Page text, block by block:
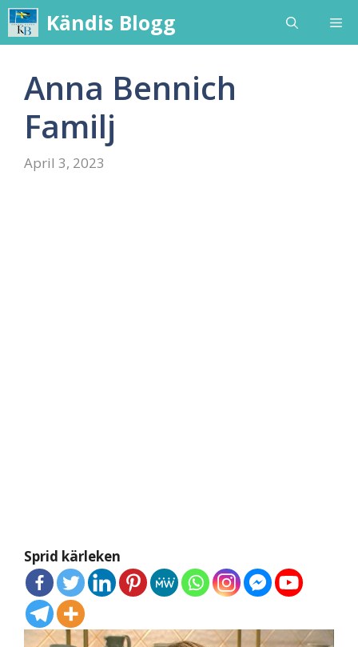
Skip
to
content
Kändis Blogg
Anna Bennich
Familj
April 3, 2023
Sprid kärleken